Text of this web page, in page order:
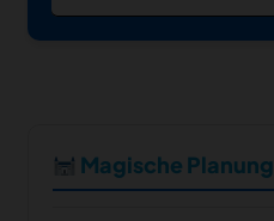
Magische Planung